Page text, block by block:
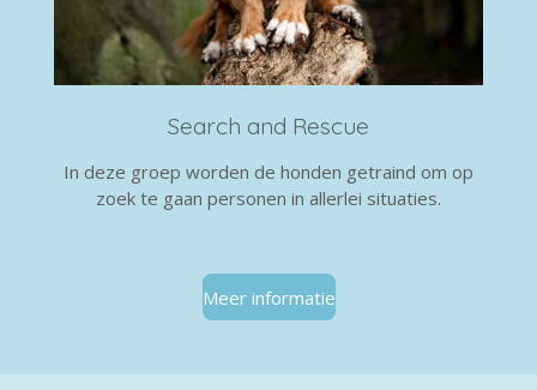
Search and Rescue
In deze groep worden de honden getraind om op
zoek te gaan personen in allerlei situaties.
Meer informatie